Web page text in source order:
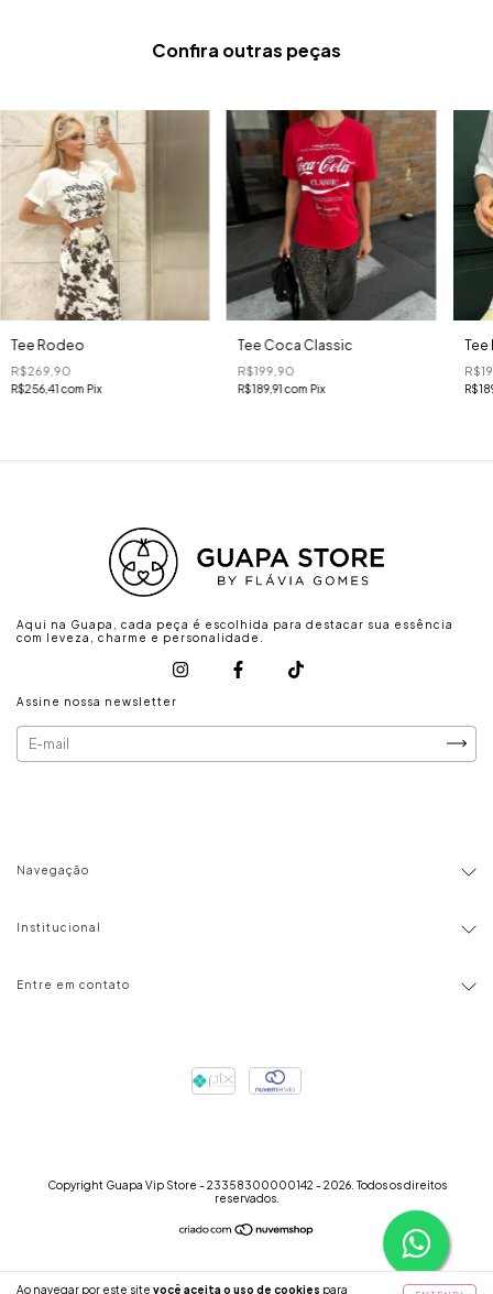
Ao navegar por este site você aceita o uso de cookies para
Confira outras peças
Tee Rodeo
R$269,90
R$256,41com Pix
Tee Coca Classic
R$199,90
R$189,91com Pix
Tee
Aqui na Guapa, cada peça é escolhida para destacar sua essência
com leveza, charme e personalidade.
Assine nossa newsletter
Navegação
Institucional
Entre em contato
Copyright Guapa Vip Store - 23358300000142 - 2026. Todos os direitos
reservados.